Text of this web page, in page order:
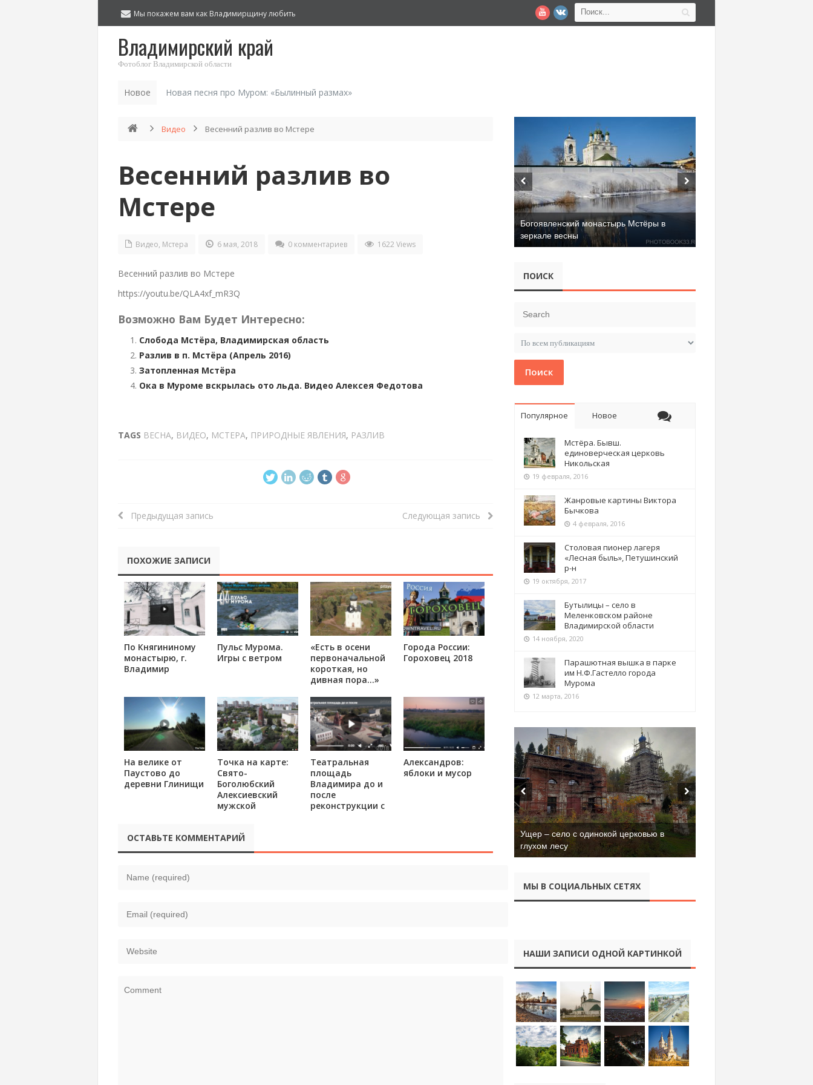
Мы покажем вам как Владимирщину любить
Владимирский край
Фотоблог Владимирской области
Новое Новая песня про Муром: «Былинный размах»
Видео Весенний разлив во Мстере
Весенний разлив во
Мстере
Видео, Мстера 6 мая, 2018 0 комментариев 1622 Views
Весенний разлив во Мстере
https://youtu.be/QLA4xf_mR3Q
Возможно Вам Будет Интересно:
Слобода Мстёра, Владимирская область
Разлив в п. Мстёра (Апрель 2016)
Затопленная Мстёра
Ока в Муроме вскрылась ото льда. Видео Алексея Федотова
TAGS ВЕСНА, ВИДЕО, МСТЕРА, ПРИРОДНЫЕ ЯВЛЕНИЯ, РАЗЛИВ
Предыдущая запись Следующая запись
ПОХОЖИЕ ЗАПИСИ
По Княгининому
монастырю, г.
Владимир
Пульс Мурома.
Игры с ветром
«Есть в осени
первоначальной
короткая, но
дивная пора…»
Города России:
Гороховец 2018
На велике от
Паустово до
деревни Глинищи
Точка на карте:
Свято-
Боголюбский
Алексиевский
мужской
Театральная
площадь
Владимира до и
после
реконструкции с
Александров:
яблоки и мусор
ОСТАВЬТЕ КОММЕНТАРИЙ
Богоявленский монастырь Мстёры в
зеркале весны
ПОИСК
Поиск
Популярное Новое
Мстёра. Бывш.
единоверческая церковь
Никольская
19 февраля, 2016
Жанровые картины Виктора
Бычкова
4 февраля, 2016
Столовая пионер лагеря
«Лесная быль», Петушинский
р-н
19 октября, 2017
Бутылицы – село в
Меленковском районе
Владимирской области
14 ноября, 2020
Парашютная вышка в парке
им Н.Ф.Гастелло города
Мурома
12 марта, 2016
Ущер – село с одинокой церковью в
глухом лесу
МЫ В СОЦИАЛЬНЫХ СЕТЯХ
НАШИ ЗАПИСИ ОДНОЙ КАРТИНКОЙ